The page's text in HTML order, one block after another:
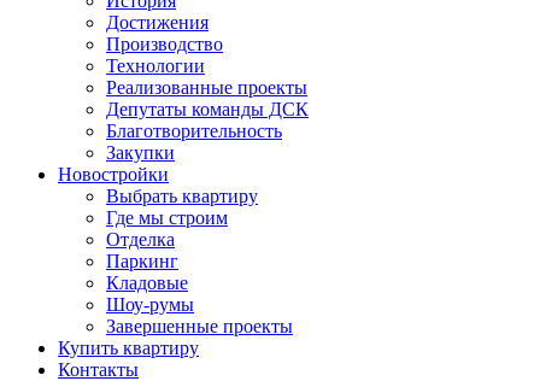
Достижения
Производство
Технологии
Реализованные проекты
Депутаты команды ДСК
Благотворительность
Закупки
Новостройки
Выбрать квартиру
Где мы строим
Отделка
Паркинг
Кладовые
Шоу-румы
Завершенные проекты
Купить квартиру
Контакты